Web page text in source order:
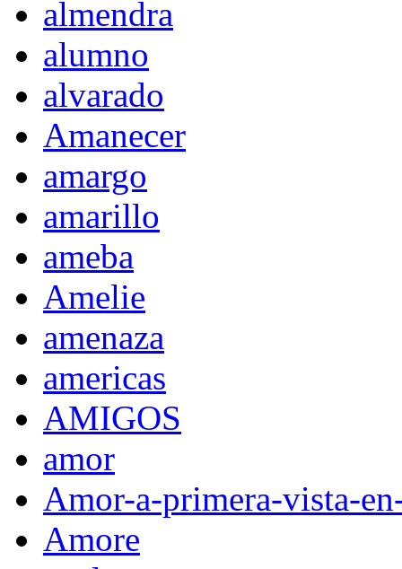
almendra
alumno
alvarado
Amanecer
amargo
amarillo
ameba
Amelie
amenaza
americas
AMIGOS
amor
Amor-a-primera-vista-
Amore